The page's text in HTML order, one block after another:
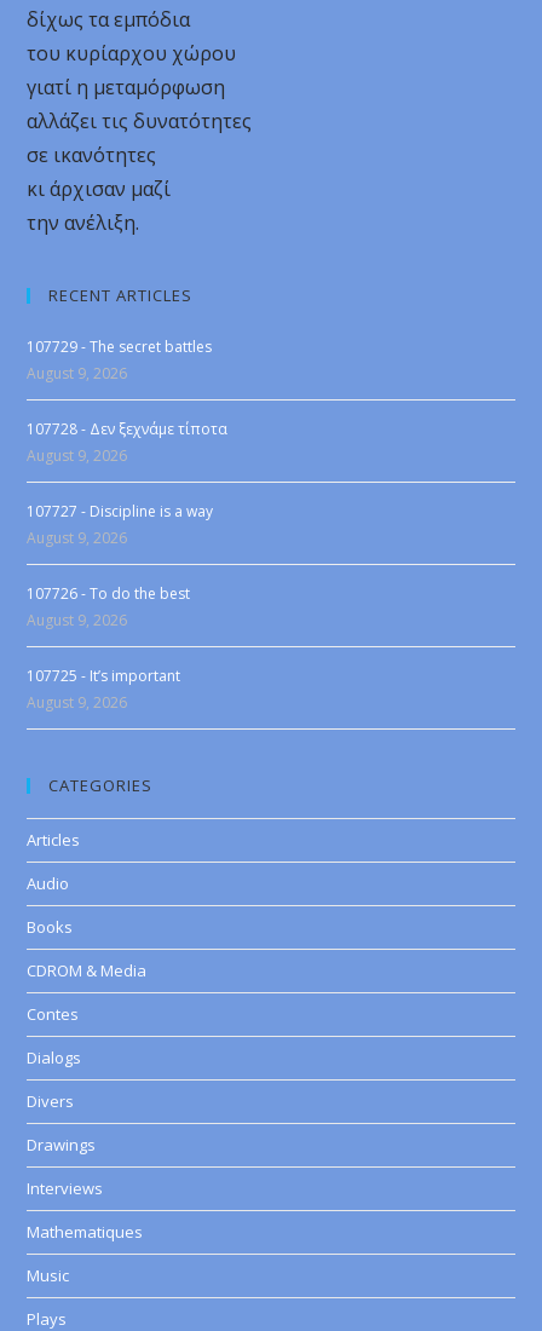
δίχως τα εμπόδια
του κυρίαρχου χώρου
γιατί η μεταμόρφωση
αλλάζει τις δυνατότητες
σε ικανότητες
κι άρχισαν μαζί
την ανέλιξη.
RECENT ARTICLES
107729 - The secret battles
August 9, 2026
107728 - Δεν ξεχνάμε τίποτα
August 9, 2026
107727 - Discipline is a way
August 9, 2026
107726 - To do the best
August 9, 2026
107725 - It’s important
August 9, 2026
CATEGORIES
Articles
Audio
Books
CDROM & Media
Contes
Dialogs
Divers
Drawings
Interviews
Mathematiques
Music
Plays